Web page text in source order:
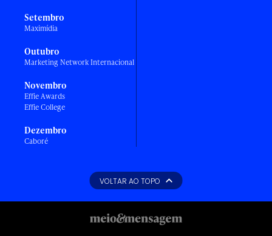
Setembro
Maximídia
Outubro
Marketing Network Internacional
Novembro
Effie Awards
Effie College
Dezembro
Caboré
VOLTAR AO TOPO